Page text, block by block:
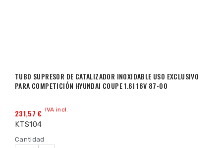
TUBO SUPRESOR DE CATALIZADOR INOXIDABLE USO EXCLUSIVO
PARA COMPETICIÓN HYUNDAI COUPE 1.6I 16V 87-00
231,57 € IVA incl.
KTS104
Cantidad